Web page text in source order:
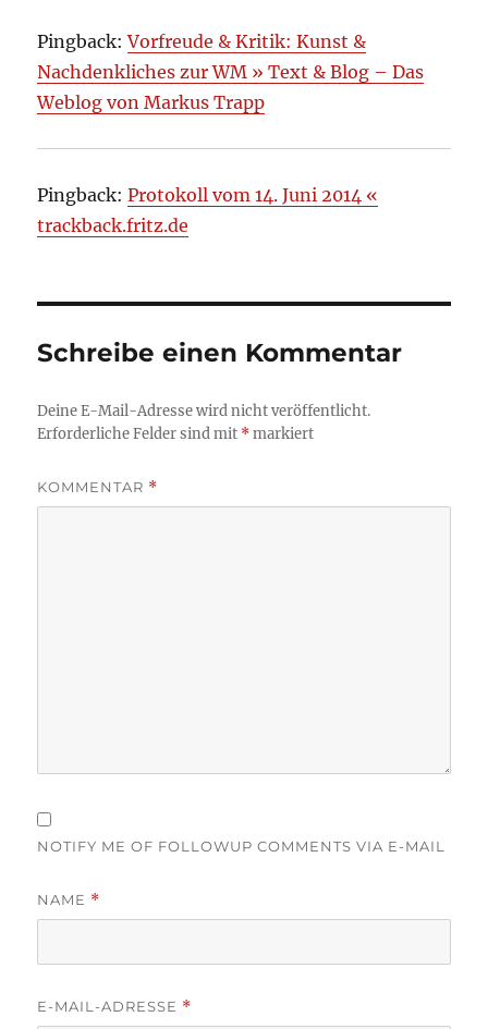
Pingback:Vorfreude & Kritik: Kunst &
Nachdenkliches zur WM » Text & Blog – Das
Weblog von Markus Trapp
Pingback:Protokoll vom 14. Juni 2014 «
trackback.fritz.de
Schreibe einen Kommentar
Deine E-Mail-Adresse wird nicht veröffentlicht.
Erforderliche Felder sind mit *markiert
KOMMENTAR *
NOTIFY ME OF FOLLOWUP COMMENTS VIA E-MAIL
NAME *
E-MAIL-ADRESSE *